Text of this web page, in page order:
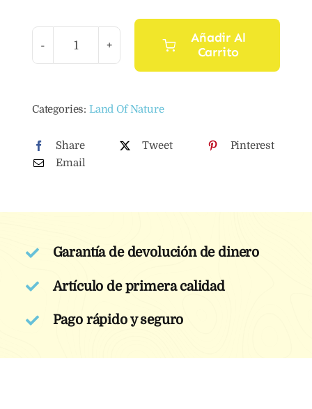
L
Añadir Al
Carrito
Categories: Land Of Nature
Share Tweet
Pinterest
Email
Garantía de devolución de dinero
Artículo de primera calidad
Pago rápido y seguro